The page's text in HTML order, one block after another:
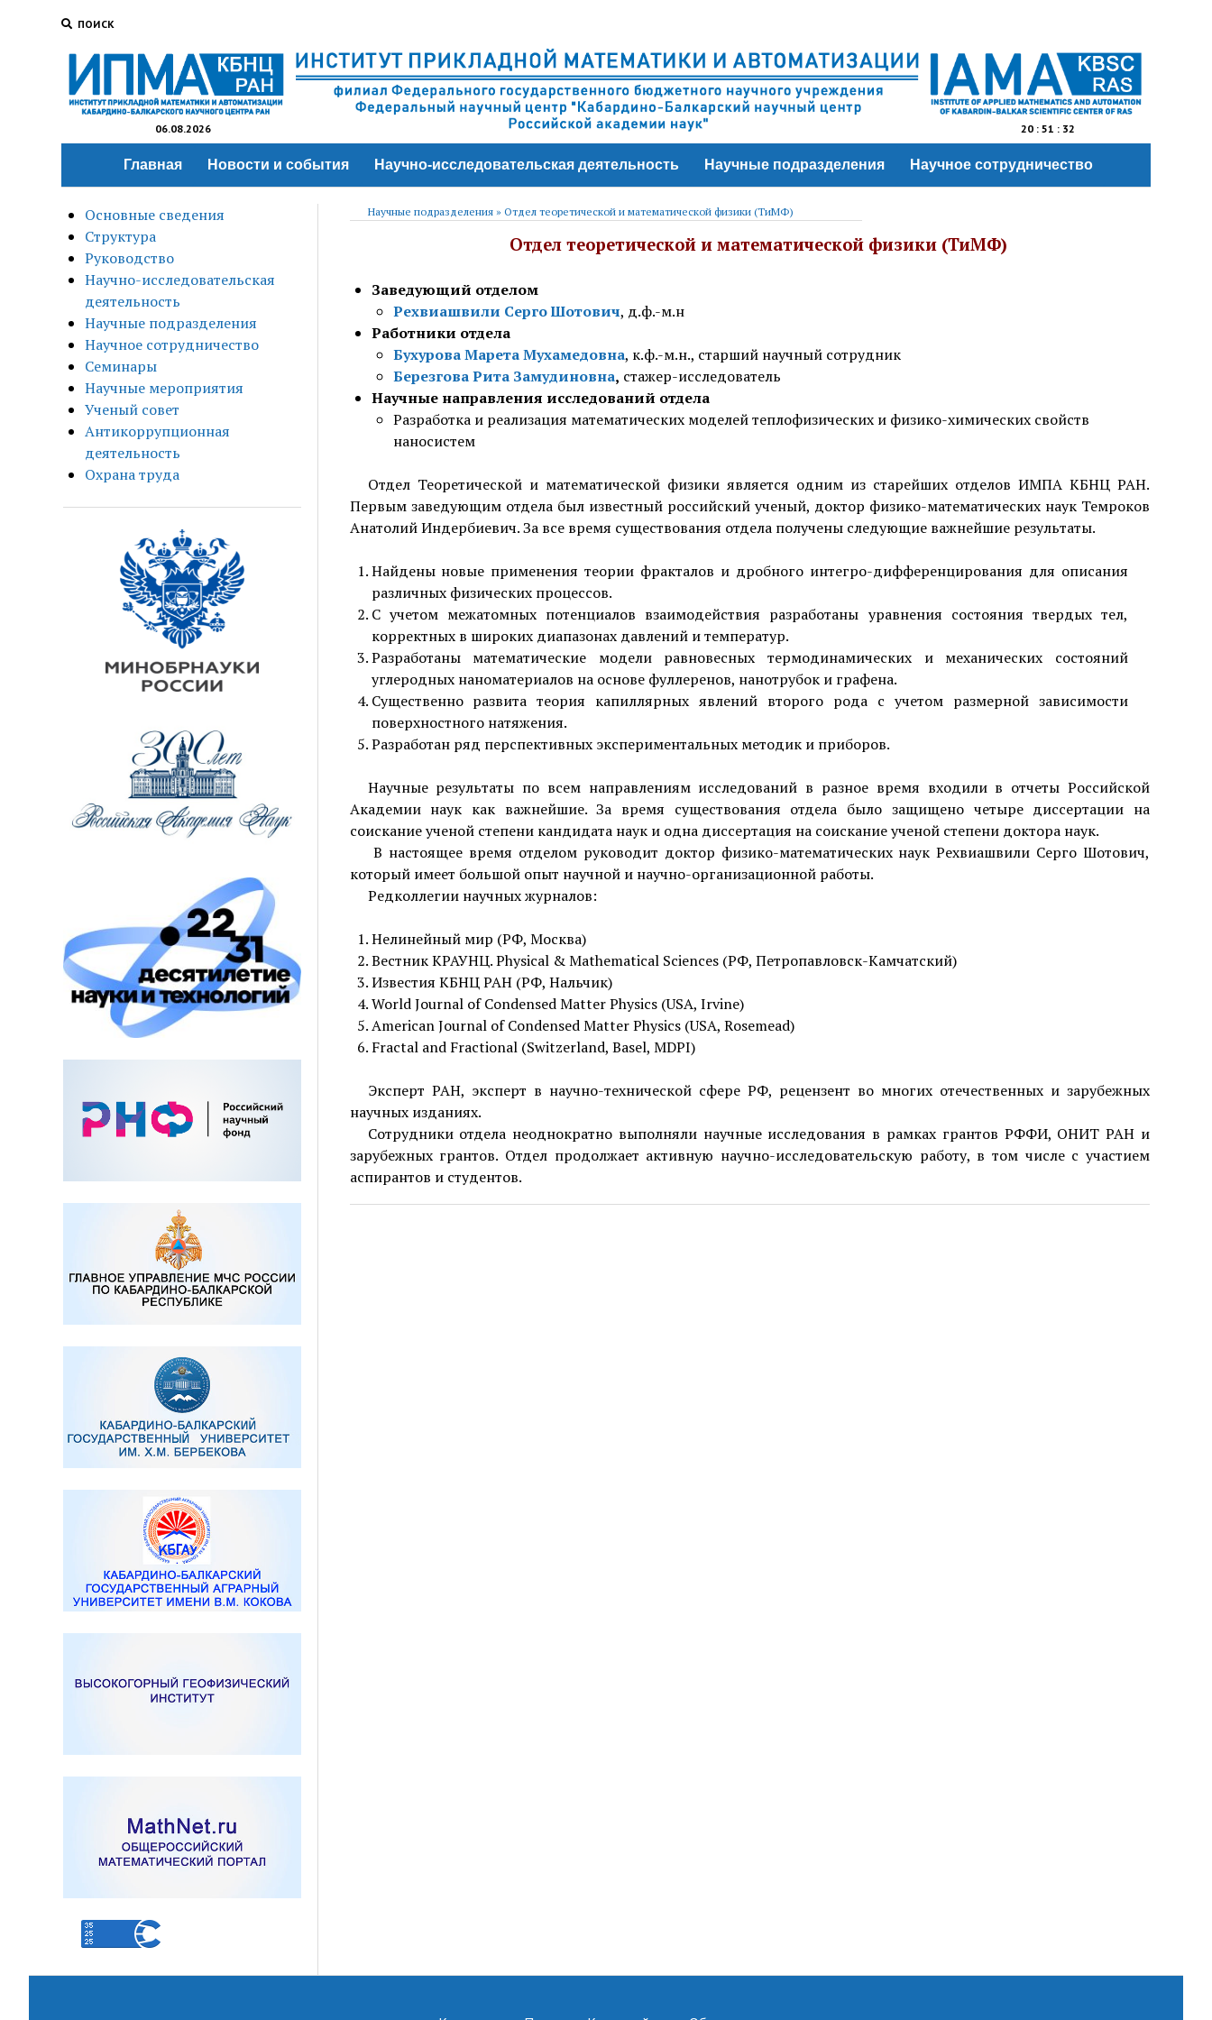
ПОИСК
06.08.2026 20 : 51 : 32
Главная Новости и события Научно-исследовательская деятельность Научные подразделения Научное сотрудничество
Основные сведения
Структура
Руководство
Научно-исследовательская
деятельность
Научные подразделения
Научное сотрудничество
Семинары
Научные мероприятия
Ученый совет
Антикоррупционная
деятельность
Охрана труда
Научные подразделения» Отдел теоретической и математической физики (ТиМФ)
Отдел теоретической и математической физики (ТиМФ)
Заведующий отделом
Рехвиашвили Серго Шотович, д.ф.-м.н
Работники отдела
Бухурова Марета Мухамедовна, к.ф.-м.н., старший научный сотрудник
Березгова Рита Замудиновна, стажер-исследователь
Научные направления исследований отдела
Разработка и реализация математических моделей теплофизических и физико-химических свойств
наносистем
Отдел Теоретической и математической физики является одним из старейших отделов ИМПА КБНЦ РАН.
Первым заведующим отдела был известный российский ученый, доктор физико-математических наук Темроков
Анатолий Индербиевич. За все время существования отдела получены следующие важнейшие результаты.
Найдены новые применения теории фракталов и дробного интегро-дифференцирования для описания
различных физических процессов.
С учетом межатомных потенциалов взаимодействия разработаны уравнения состояния твердых тел,
корректных в широких диапазонах давлений и температур.
Разработаны математические модели равновесных термодинамических и механических состояний
углеродных наноматериалов на основе фуллеренов, нанотрубок и графена.
Существенно развита теория капиллярных явлений второго рода с учетом размерной зависимости
поверхностного натяжения.
Разработан ряд перспективных экспериментальных методик и приборов.
Научные результаты по всем направлениям исследований в разное время входили в отчеты Российской
Академии наук как важнейшие. За время существования отдела было защищено четыре диссертации на
соискание ученой степени кандидата наук и одна диссертация на соискание ученой степени доктора наук.
В настоящее время отделом руководит доктор физико-математических наук Рехвиашвили Серго Шотович,
который имеет большой опыт научной и научно-организационной работы.
Редколлегии научных журналов:
Нелинейный мир (РФ, Москва)
Вестник КРАУНЦ. Physical & Mathematical Sciences (РФ, Петропавловск-Камчатский)
Известия КБНЦ РАН (РФ, Нальчик)
World Journal of Condensed Matter Physics (USA, Irvine)
American Journal of Condensed Matter Physics (USA, Rosemead)
Fractal and Fractional (Switzerland, Basel, MDPI)
Эксперт РАН, эксперт в научно-технической сфере РФ, рецензент во многих отечественных и зарубежных
научных изданиях.
Сотрудники отдела неоднократно выполняли научные исследования в рамках грантов РФФИ, ОНИТ РАН и
зарубежных грантов. Отдел продолжает активную научно-исследовательскую работу, в том числе с участием
аспирантов и студентов.